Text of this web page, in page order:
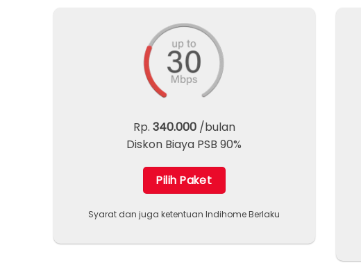
Rp. 340.000/bulan
Diskon Biaya PSB 90%
Pilih Paket
Syarat dan juga ketentuan Indihome Berlaku